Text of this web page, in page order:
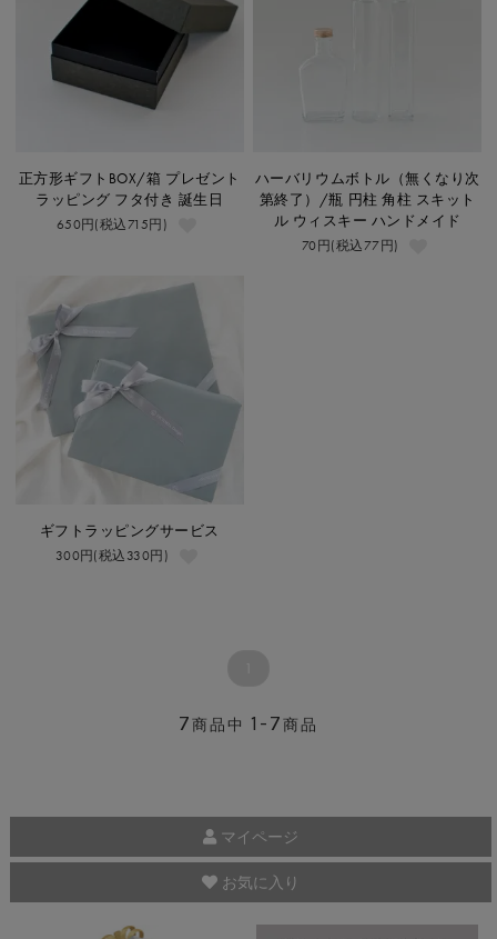
正方形ギフトBOX/箱 プレゼント
ラッピング フタ付き 誕生日
650円(税込715円)
ハーバリウムボトル（無くなり次
第終了）/瓶 円柱 角柱 スキット
ル ウィスキー ハンドメイド
70円(税込77円)
ギフトラッピングサービス
300円(税込330円)
7商品中 1-7商品
マイページ
お気に入り